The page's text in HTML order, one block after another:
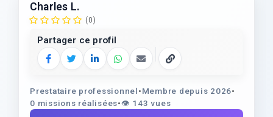
Charles L.
(0)
Partager ce profil
Facebook
TwitterLinkedInWhatsApp
E‑mailCopier le lien
Prestataire professionnel•Membre depuis 2026•
0 missions réalisées•👁️ 143 vues